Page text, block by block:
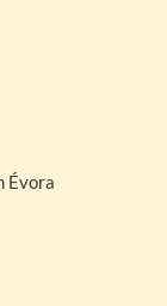
Évora